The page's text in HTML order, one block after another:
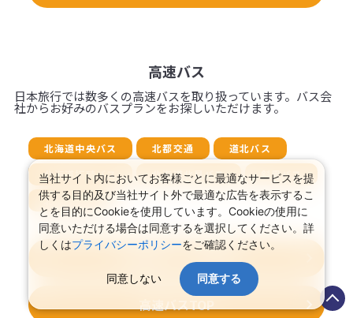
高速バス
日本旅行では数多くの高速バスを取り扱っています。バス会
社からお好みのバスプランをお探しいただけます。
北海道中央バス 北都交通
道北バス
北海道拓殖バス
北海道北見バス
斜里バス
北海道バス
北海道発 → 北海道着
高速バスTOP
当社サイト内においてお客様ごとに最適なサービスを提
供する目的及び当社サイト外で最適な広告を表示するこ
とを目的にCookieを使用しています。Cookieの使用に
同意いただける場合は同意するを選択してください。詳
しくはプライバシーポリシーをご確認ください。
同意しない 同意する